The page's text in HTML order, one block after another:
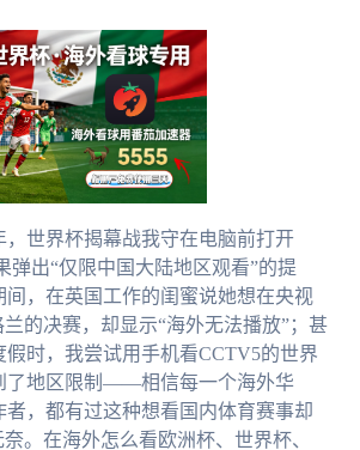
，世界杯揭幕战我守在电脑前打开
弹出“仅限中国大陆地区观看”的提
间，在英国工作的闺蜜说她想在央视
的决赛，却显示“海外无法播放”；甚
假时，我尝试用手机看CCTV5的世界
了地区限制——相信每一个海外华
者，都有过这种想看国内体育赛事却
。在海外怎么看欧洲杯、世界杯、